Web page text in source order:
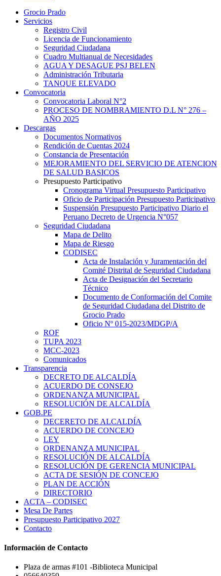
Grocio Prado
Servicios
Registro Civil
Licencia de Funcionamiento
Seguridad Ciudadana
Cuadro Multianual de Necesidades
AGUA Y DESAGUE PSJ BELEN
Administración Tributaria
TANQUE ELEVADO
Convocatoria
Convocatoria Laboral N°2
PROCESO DE NOMBRAMIENTO D.L N° 276 –
AÑO 2025
Descargas
Documentos Normativos
Rendición de Cuentas 2024
Constancia de Presentación
MEJORAMIENTO DEL SERVICIO DE ATENCION
DE SALUD BASICOS
Presupuesto Participativo
Cronograma Virtual Presupuesto Participativo
Oficio de Participación Presupuesto Participativo
Suspensión Presupuesto Participativo Diario el
Peruano Decreto de Urgencia N°057
Seguridad Ciudadana
Mapa de Delito
Mapa de Riesgo
CODISEC
Acta de Instalación y Juramentación del
Comité Distrital de Seguridad Ciudadana
Acta de Designación del Secretario
Técnico
Documento de Conformación del Comite
de Seguridad Ciudadana del Distrito de
Grocio Prado
Oficio Nº 015-2023/MDGP/A
ROF
TUPA 2023
MCC-2023
Comunicados
Transparencia
DECRETO DE ALCALDÍA
ACUERDO DE CONSEJO
ORDENANZA MUNICIPAL
RESOLUCIÓN DE ALCALDÍA
GOB.PE
DECERETO DE ALCALDÍA
ACUERDO DE CONCEJO
LEY
ORDENANZA MUNICIPAL
RESOLUCIÓN DE ALCALDÍA
RESOLUCIÓN DE GERENCIA MUNICIPAL
ACTA DE SESIÓN DE CONCEJO
PLAN DE ACCIÓN
DIRECTORIO
ACTA – CODISEC
Mesa De Partes
Presupuesto Participativo 2027
Contacto
Información de Contacto
Plaza de armas #101 -Biblioteca Municipal